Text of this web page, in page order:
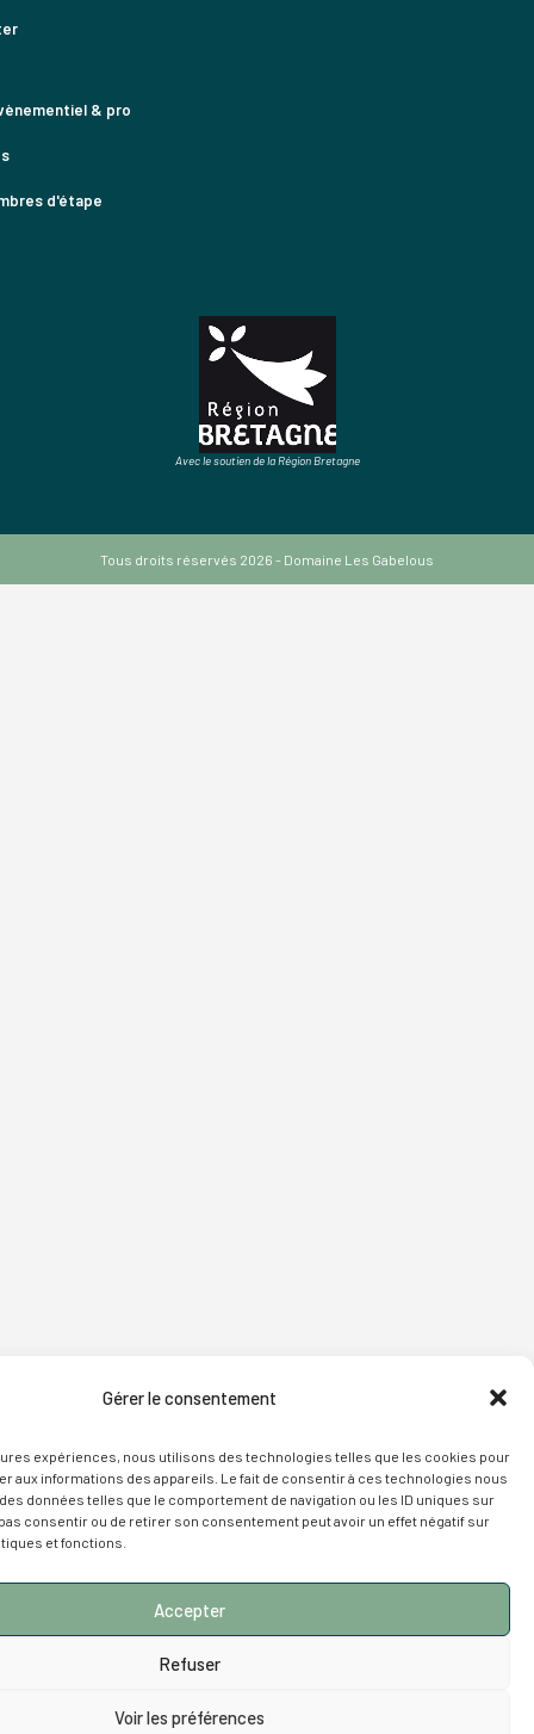
Gérer le consentement
expériences, nous utilisons des technologies telles que les cookies pour
aux informations des appareils. Le fait de consentir à ces technologies nous
données telles que le comportement de navigation ou les ID uniques sur
consentir ou de retirer son consentement peut avoir un effet négatif sur
et fonctions.
Accepter
Refuser
Voir les préférences
& pro
d'étape
Avec le soutien de la Région Bretagne
Tous droits réservés 2026 - Domaine Les Gabelous